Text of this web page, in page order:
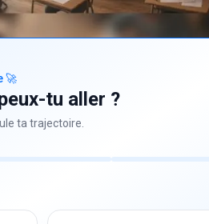
🚀
tu aller ?
ta trajectoire.